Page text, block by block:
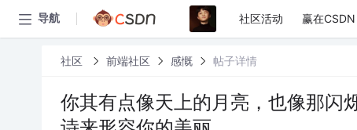
导航 社区活动 赢在CSDN
社区 前端社区 感慨 帖子详情
你其有点像天上的月亮，也像那闪